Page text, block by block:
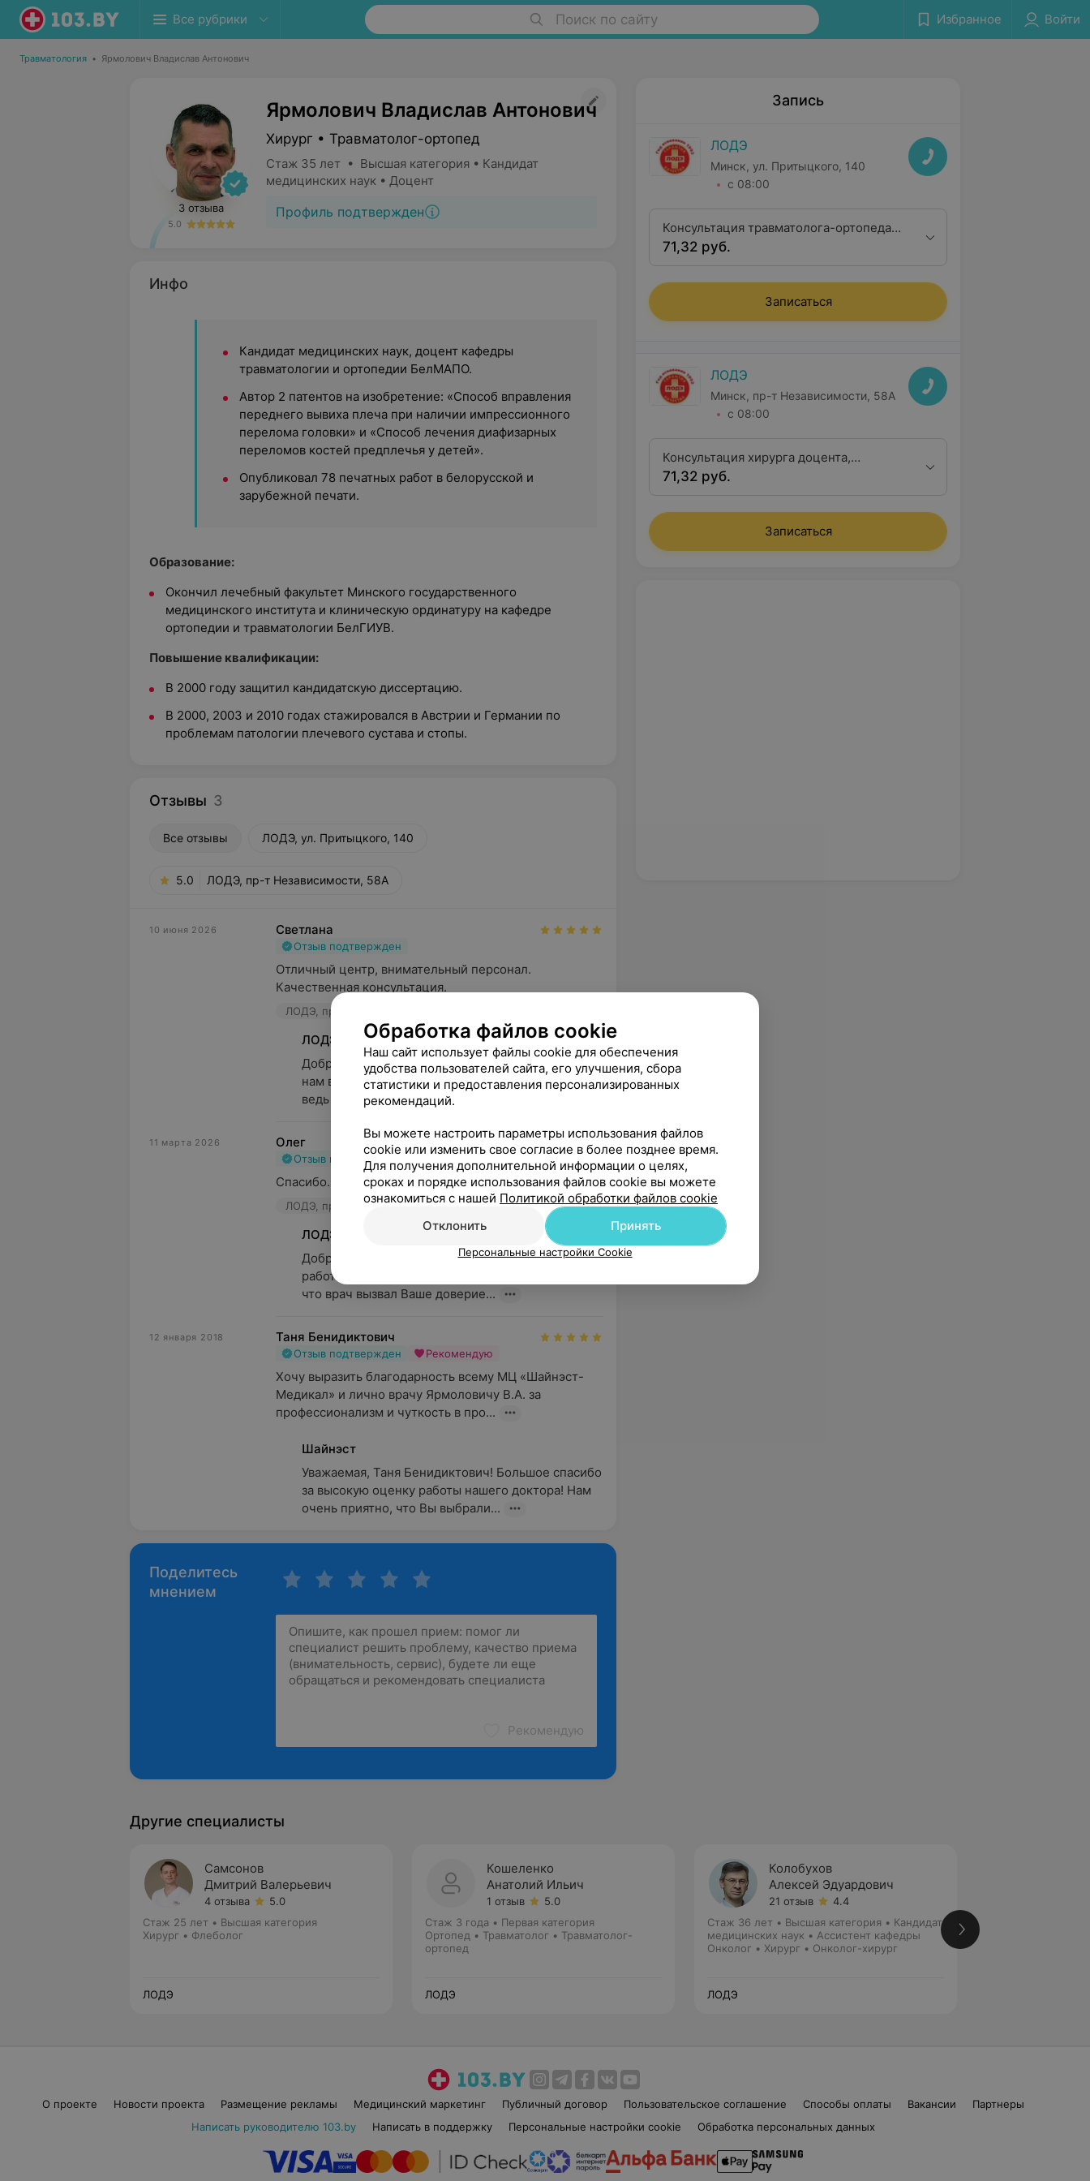
Все рубрики Поиск по сайту Избранное Войти
Травматология • Ярмолович Владислав Антонович
3 отзыва
5.0
Ярмолович Владислав Антонович
Хирург • Травматолог-ортопед
Стаж 35 лет • Высшая категория • Кандидат
медицинских наук • Доцент
Профиль подтвержден
Инфо
Кандидат медицинских наук, доцент кафедры
травматологии и ортопедии БелМАПО.
Автор 2 патентов на изобретение: «Способ вправления
переднего вывиха плеча при наличии импрессионного
перелома головки» и «Способ лечения диафизарных
переломов костей предплечья у детей».
Опубликовал 78 печатных работ в белорусской и
зарубежной печати.
Образование:
Окончил лечебный факультет Минского государственного
медицинского института и клиническую ординатуру на кафедре
ортопедии и травматологии БелГИУВ.
Повышение квалификации:
В 2000 году защитил кандидатскую диссертацию.
В 2000, 2003 и 2010 годах стажировался в Австрии и Германии по
проблемам патологии плечевого сустава и стопы.
Отзывы 3
Все отзывы ЛОДЭ, ул. Притыцкого, 140
5.0 ЛОДЭ, пр-т Независимости, 58А
10 июня 2026 Светлана
Отзыв подтвержден
Отличный центр, внимательный персонал.
Качественная консультация.
ЛОДЭ, пр-т Независимости, 58А
ЛОДЭ
Добрый день, Светлана! Спасибо, что доверяете
нам вопросы здоровья! Нам важна Ваша оценка,
ведь это лучшая поддержка в н...
11 марта 2026 Олег
Отзыв подтвержден Рекомендую
Спасибо. Буду следовать вашим рекомендациям
ЛОДЭ, пр-т Независимости, 58А
ЛОДЭ
Добрый день, Олег! Благодарим Вас за отзыв о
работе специалиста нашего центра. Рады видеть,
что врач вызвал Ваше доверие...
12 января 2018 Таня Бенидиктович
Отзыв подтвержден Рекомендую
Хочу выразить благодарность всему МЦ «Шайнэст-
Медикал» и лично врачу Ярмоловичу В.А. за
профессионализм и чуткость в про...
Шайнэст
Уважаемая, Таня Бенидиктович! Большое спасибо
за высокую оценку работы нашего доктора! Нам
очень приятно, что Вы выбрали...
Поделитесь
мнением
Рекомендую
Запись
ЛОДЭ
Минск, ул. Притыцкого, 140
с 08:00
Консультация травматолога-ортопеда
доцента, кандидата медицинских наук
71,32 руб.
Записаться
ЛОДЭ
Минск, пр-т Независимости, 58А
с 08:00
Консультация хирурга доцента,
кандидата медицинских наук
71,32 руб.
Записаться
Другие специалисты
Самсонов
Дмитрий Валерьевич
4 отзыва
5.0
Стаж 25 лет • Высшая категория
Хирург • Флеболог
ЛОДЭ
Кошеленко
Анатолий Ильич
1 отзыв
5.0
Стаж 3 года • Первая категория
Ортопед • Травматолог • Травматолог-
ортопед
ЛОДЭ
Колобухов
Алексей Эдуардович
21 отзыв
4.4
Стаж 36 лет • Высшая категория • Кандидат
медицинских наук • Ассистент кафедры
Онколог • Хирург • Онколог-хирург
ЛОДЭ
О проекте Новости проекта Размещение рекламы Медицинский маркетинг Публичный договор Пользовательское соглашение Способы оплаты Вакансии
Партнеры
Написать руководителю 103.by
Написать в поддержку Персональные настройки cookie Обработка персональных данных
Обработка файлов cookie
Наш сайт использует файлы cookie для обеспечения
удобства пользователей сайта, его улучшения, сбора
статистики и предоставления персонализированных
рекомендаций.
Вы можете настроить параметры использования файлов
cookie или изменить свое согласие в более позднее время.
Для получения дополнительной информации о целях,
сроках и порядке использования файлов cookie вы можете
ознакомиться с нашей Политикой обработки файлов cookie
Отклонить
Принять
Персональные настройки Cookie